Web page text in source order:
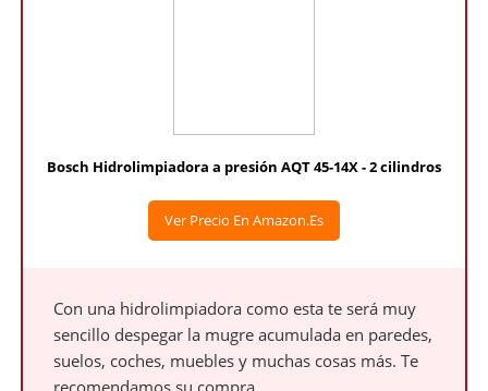
Bosch Hidrolimpiadora a presión AQT 45-14X - 2 cilindros
Ver Precio En Amazon.es
Con una hidrolimpiadora como esta te será muy
sencillo despegar la mugre acumulada en paredes,
suelos, coches, muebles y muchas cosas más. Te
recomendamos su compra.